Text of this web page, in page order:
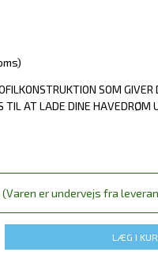
SOM GIVER
AT LADE DINE HAVEDRØM
er undervejs fra
LÆG I